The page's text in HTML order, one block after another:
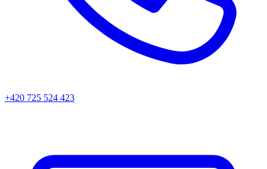
+420 725 524 423